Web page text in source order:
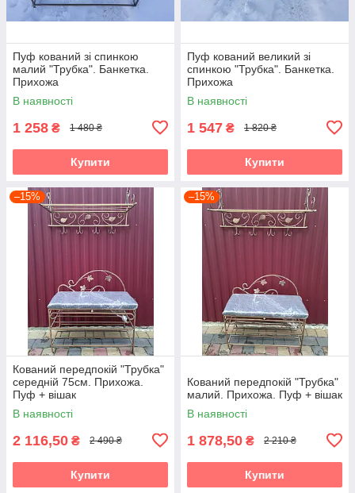
Пуф кований зі спинкою
малий "Трубка". Банкетка.
Прихожа
В наявності
1 258 ₴ 1 480 ₴
Купити
Пуф кований великий зі
спинкою "Трубка". Банкетка.
Прихожа
В наявності
1 547 ₴ 1 820 ₴
Купити
–15%
Кований передпокій "Трубка"
середній 75см. Прихожа.
Пуф + вішак
В наявності
2 116,50 ₴ 2 490 ₴
Купити
–15%
Кований передпокій "Трубка"
малий. Прихожа. Пуф + вішак
В наявності
1 878,50 ₴ 2 210 ₴
Купити